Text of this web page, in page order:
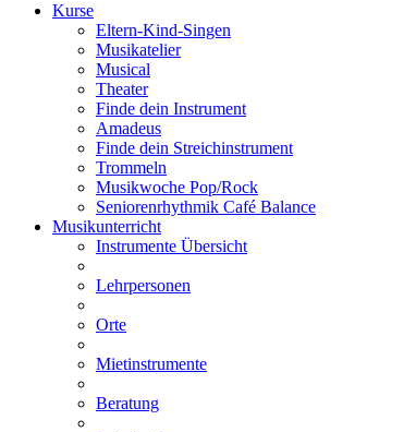
Kurse
Eltern-Kind-Singen
Musikatelier
Musical
Theater
Finde dein Instrument
Amadeus
Finde dein Streichinstrument
Trommeln
Musikwoche Pop/Rock
Seniorenrhythmik Café Balance
Musikunterricht
Instrumente Übersicht
Lehrpersonen
Orte
Mietinstrumente
Beratung